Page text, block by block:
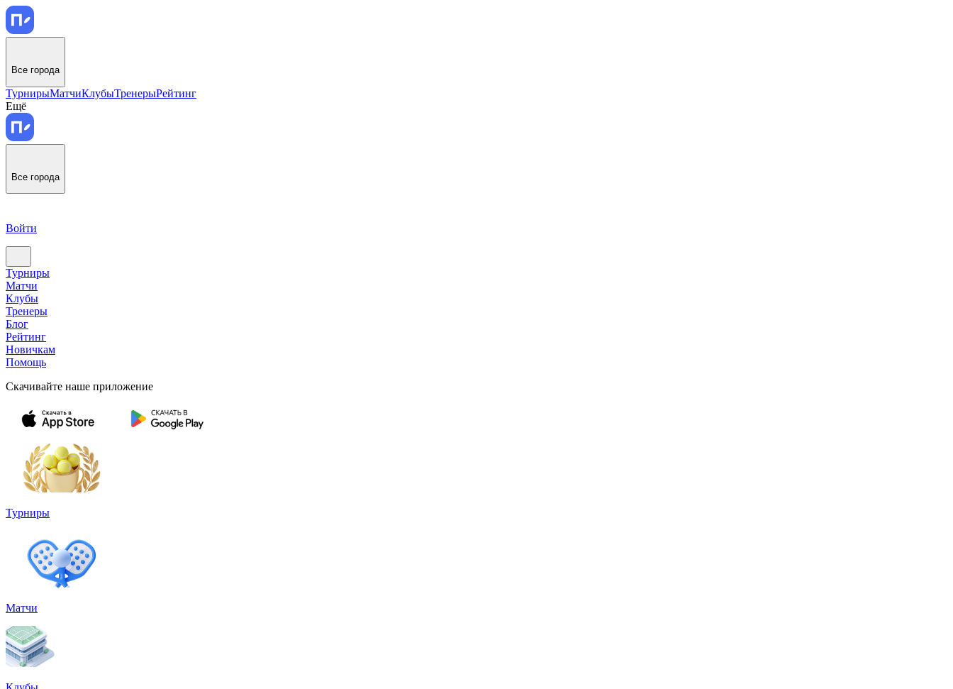
Все города
ТурнирыМатчиКлубыТренерыРейтинг
Ещё
Все города
Войти
Турниры
Матчи
Клубы
Тренеры
Блог
Рейтинг
Новичкам
Помощь
Скачивайте наше приложение
Турниры
Матчи